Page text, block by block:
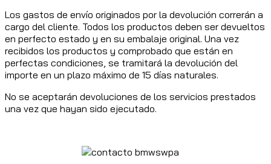
Los gastos de envío originados por la devolución correrán a
cargo del cliente. Todos los productos deben ser devueltos
en perfecto estado y en su embalaje original. Una vez
recibidos los productos y comprobado que están en
perfectas condiciones, se tramitará la devolución del
importe en un plazo máximo de 15 días naturales.
No se aceptarán devoluciones de los servicios prestados
una vez que hayan sido ejecutado.